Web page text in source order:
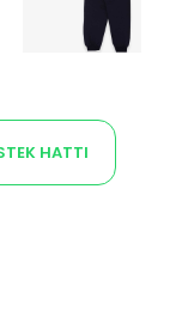
HATTI